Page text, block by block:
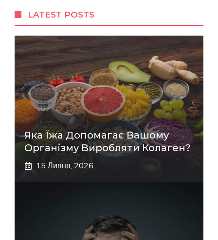
LATEST POSTS
Яка Їжа Допомагає Вашому
Організму Виробляти Колаген?
15 Липня, 2026